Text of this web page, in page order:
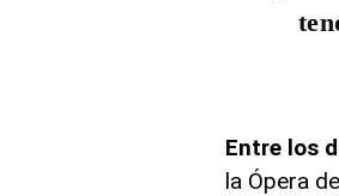
Entre los
la Ópera